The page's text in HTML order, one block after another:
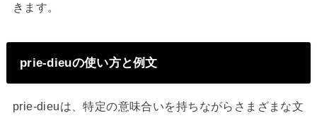
きます。
prie-dieuの使い方と例文
prie-dieuは、特定の意味合いを持ちながらさまざまな文